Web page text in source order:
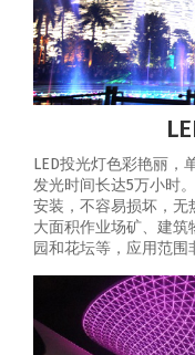
LED投光灯色彩艳丽，
发光时间长达5万小时
安装，不容易损坏，无
大面积作业场矿、建
园和花坛等，应用范围